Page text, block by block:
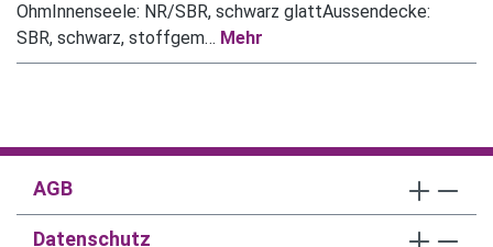
OhmInnenseele: NR/SBR, schwarz glattAussendecke:
SBR, schwarz, stoffgem… Mehr
AGB
Datenschutz